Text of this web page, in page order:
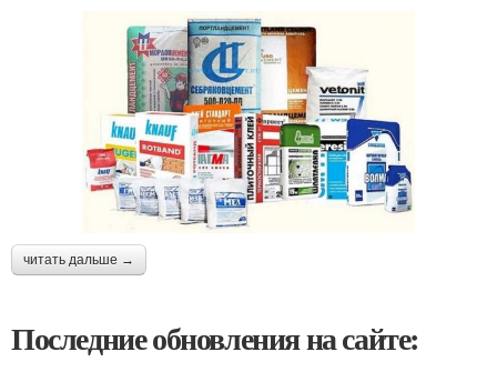
читать дальше →
Последние обновления на сайте: